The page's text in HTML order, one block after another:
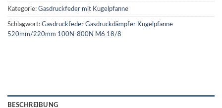
Kategorie: Gasdruckfeder mit Kugelpfanne
Schlagwort: Gasdruckfeder Gasdruckdämpfer Kugelpfanne
520mm/220mm 100N-800N M6 18/8
BESCHREIBUNG